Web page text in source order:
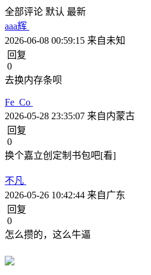
全部评论 默认 最新
aaa辉
2026-06-08 00:59:15 来自未知
回复
0
Fe_Co
2026-05-28 23:35:07 来自内蒙古
回复
0
换个嘉立创定制书包吧[看]
不凡
2026-05-26 10:42:44 来自广东
回复
0
怎么攒的，这么牛逼